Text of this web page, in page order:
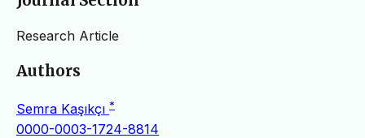
Research Article
Authors
Semra Kaşıkçı *
0000-0003-1724-8814